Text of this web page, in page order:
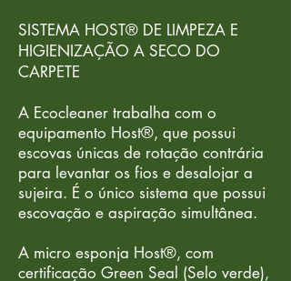
SISTEMA HOST® DE LIMPEZA E
HIGIENIZAÇÃO A SECO DO
CARPETE
A Ecocleaner trabalha com o
equipamento Host®, que possui
escovas únicas de rotação contrária
para levantar os fios e desalojar a
sujeira. É o único sistema que possui
escovação e aspiração simultânea.
A micro esponja Host®, com
certificação Green Seal (Selo verde),